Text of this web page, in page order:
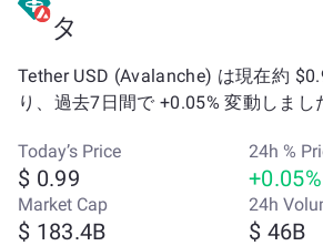
タ
Tether USD (Avalanche) は現在約
り、過去7日間で +0.05% 変動しまし
Today’s Price
$ 0.99
24h %
+0.05%
Market Cap
$ 183.4B
24h
$ 46B